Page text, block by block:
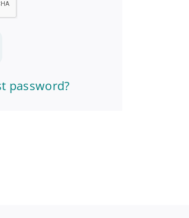
password?